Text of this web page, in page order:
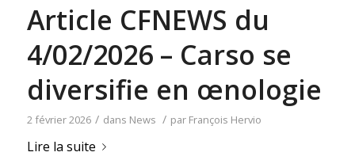
Article CFNEWS du
4/02/2026 – Carso se
diversifie en œnologie
2 février 2026 / dans News / par François Hervio
Lire la suite